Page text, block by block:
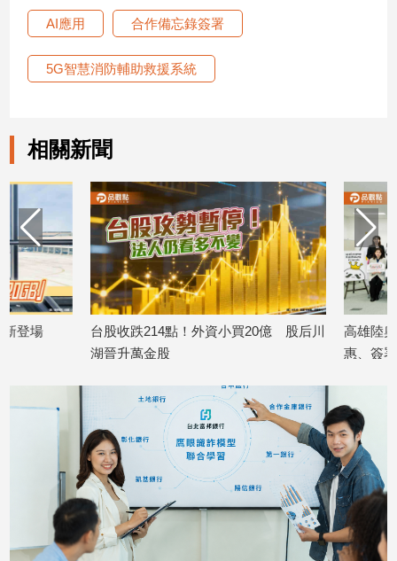
AI應用 合作備忘錄簽署
5G智慧消防輔助救援系統
相關新聞
台股收跌214點！外資小買20億 股后川
高雄陸奧市深化交流
惠、簽署教育合作